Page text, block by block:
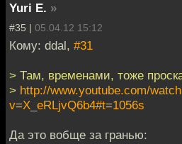
Yuri E. »
#35 | 05.04.12 15:12
Кому: ddal, #31
> Там, временами, тоже
> http://www.youtube.com/
v=X_eRLjvQ6b4#t=1056s
Да это вобще за гранью: